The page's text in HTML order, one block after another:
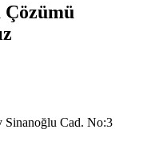
Cad. No:3